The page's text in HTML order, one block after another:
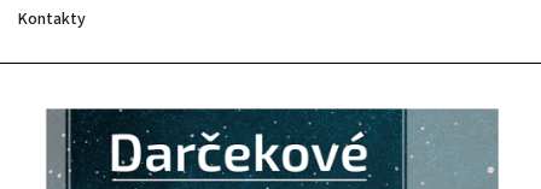
Kontakty